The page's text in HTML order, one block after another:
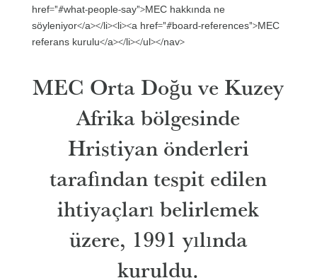
href="#what-people-say">MEC hakkında ne
söyleniyor</a></li><li><a href="#board-references">MEC
referans kurulu</a></li></ul></nav>
MEC Orta Doğu ve Kuzey
Afrika bölgesinde
Hristiyan önderleri
tarafından tespit edilen
ihtiyaçları belirlemek
üzere, 1991 yılında
kuruldu.